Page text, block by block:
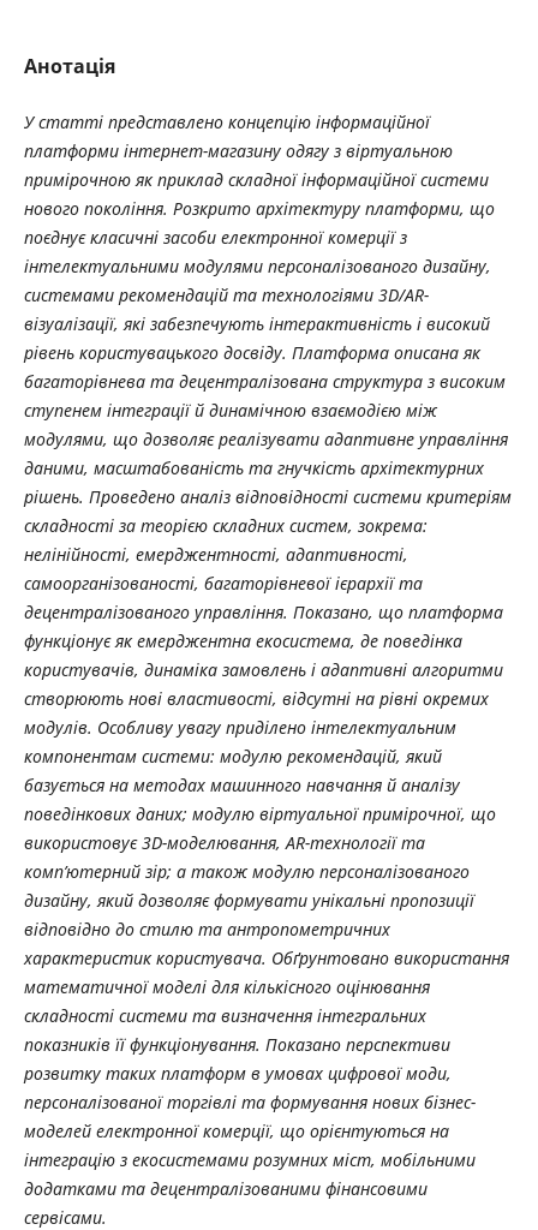
Анотація
У статті представлено концепцію інформаційної
платформи інтернет-магазину одягу з віртуальною
примірочною як приклад складної інформаційної системи
нового покоління. Розкрито архітектуру платформи, що
поєднує класичні засоби електронної комерції з
інтелектуальними модулями персоналізованого дизайну,
системами рекомендацій та технологіями 3D/AR-
візуалізації, які забезпечують інтерактивність і високий
рівень користувацького досвіду. Платформа описана як
багаторівнева та децентралізована структура з високим
ступенем інтеграції й динамічною взаємодією між
модулями, що дозволяє реалізувати адаптивне управління
даними, масштабованість та гнучкість архітектурних
рішень. Проведено аналіз відповідності системи критеріям
складності за теорією складних систем, зокрема:
нелінійності, емерджентності, адаптивності,
самоорганізованості, багаторівневої ієрархії та
децентралізованого управління. Показано, що платформа
функціонує як емерджентна екосистема, де поведінка
користувачів, динаміка замовлень і адаптивні алгоритми
створюють нові властивості, відсутні на рівні окремих
модулів. Особливу увагу приділено інтелектуальним
компонентам системи: модулю рекомендацій, який
базується на методах машинного навчання й аналізу
поведінкових даних; модулю віртуальної примірочної, що
використовує 3D-моделювання, AR-технології та
комп’ютерний зір; а також модулю персоналізованого
дизайну, який дозволяє формувати унікальні пропозиції
відповідно до стилю та антропометричних
характеристик користувача. Обґрунтовано використання
математичної моделі для кількісного оцінювання
складності системи та визначення інтегральних
показників її функціонування. Показано перспективи
розвитку таких платформ в умовах цифрової моди,
персоналізованої торгівлі та формування нових бізнес-
моделей електронної комерції, що орієнтуються на
інтеграцію з екосистемами розумних міст, мобільними
додатками та децентралізованими фінансовими
сервісами.